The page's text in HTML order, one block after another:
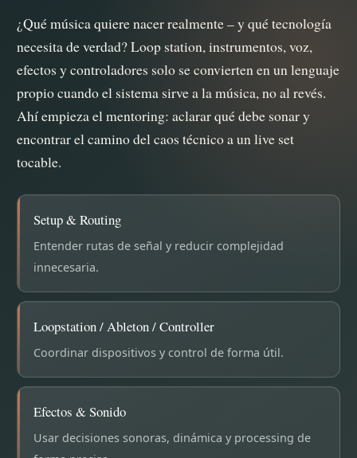
¿Qué música quiere nacer realmente – y qué tecnología
necesita de verdad? Loop station, instrumentos, voz,
efectos y controladores solo se convierten en un lenguaje
propio cuando el sistema sirve a la música, no al revés.
Ahí empieza el mentoring: aclarar qué debe sonar y
encontrar el camino del caos técnico a un live set
tocable.
Setup & Routing
Entender rutas de señal y reducir complejidad
innecesaria.
Loopstation / Ableton / Controller
Coordinar dispositivos y control de forma útil.
Efectos & Sonido
Usar decisiones sonoras, dinámica y processing de